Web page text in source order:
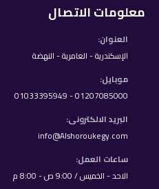
معلومات الاتصال
العنوان:
الإسكندرية - العامرية - النهضة
موبايل:
01207085000 - 01033395949
البريد الالكترونى:
info@Alshoroukegy.com
ساعات العمل:
الاحد - الخميس / 9:00 ص - 8:00 م